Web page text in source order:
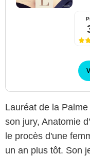
Lauréat de la
son jury, Anatomie
le procès d'une
un an plus tôt. Son